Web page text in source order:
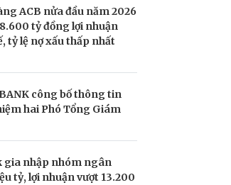
ACB nửa đầu năm 2026
tỷ đồng lợi nhuận
tỷ lệ nợ xấu thấp nhất
công bố thông tin
hai Phó Tổng Giám
gia nhập nhóm ngân
tỷ, lợi nhuận vượt 13.200